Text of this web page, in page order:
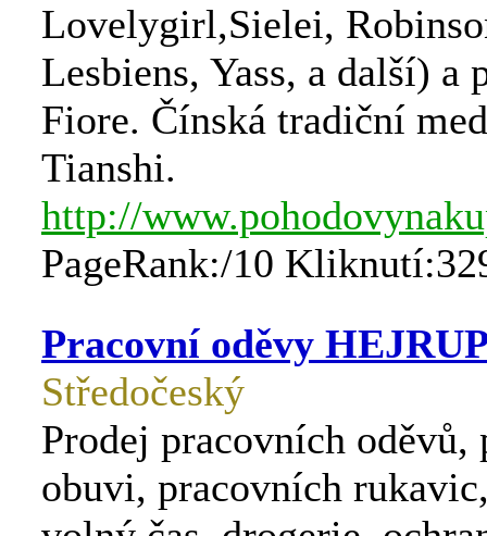
Lovelygirl,Sielei,
Lesbiens, Yass, a další) a
Fiore. Čínská tradiční
Tianshi.
http://
PageRank:/10
Pracovní oděvy
Středočeský
Prodej pracovních oděvů,
obuvi, pracovních